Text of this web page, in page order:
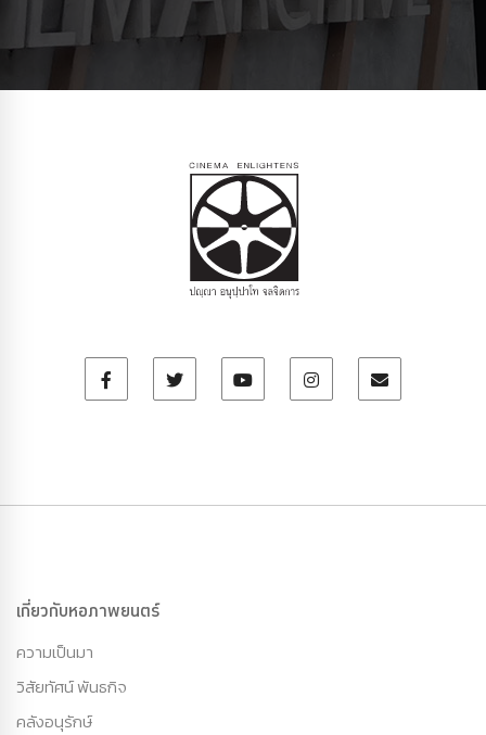
เกี่ยวกับหอภาพยนตร์
ความเป็นมา
วิสัยทัศน์ พันธกิจ
คลังอนุรักษ์